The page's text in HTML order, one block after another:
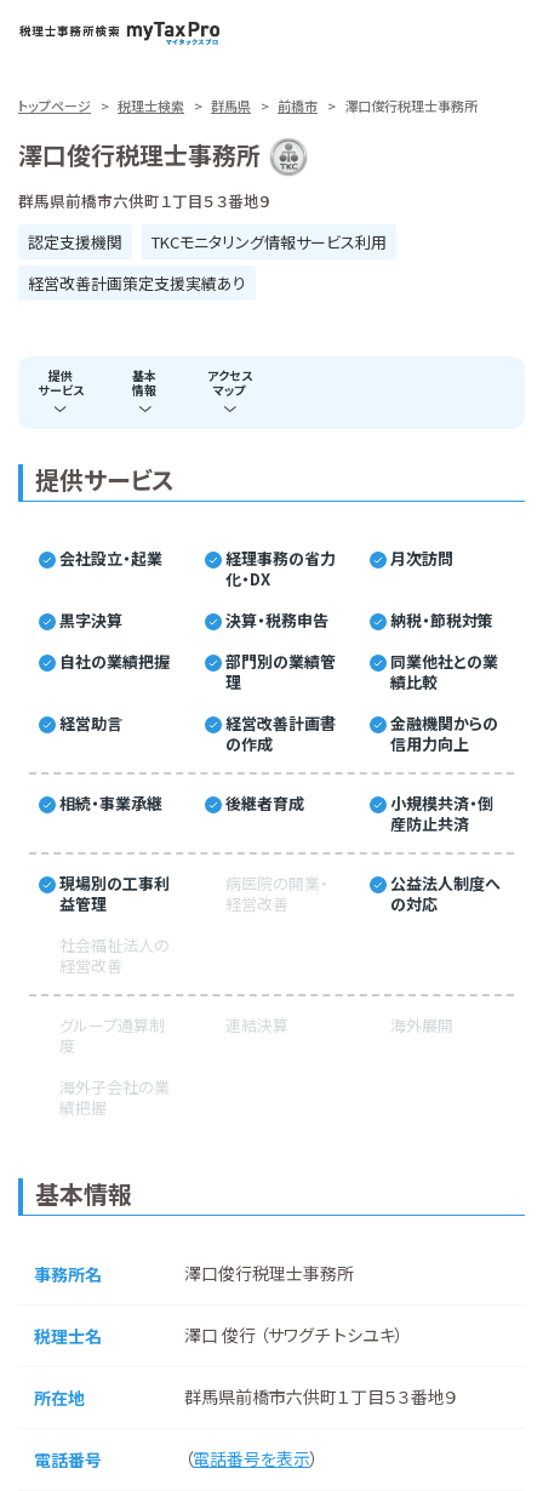
トップページ 税理士検索 群馬県 前橋市 澤口俊行税理士事務所
澤口俊行税理士事務所
群馬県前橋市六供町１丁目５３番地９
認定支援機関
TKCモニタリング情報サービス利用
経営改善計画策定支援実績あり
提供
サービス
基本
情報
アクセス
マップ
提供サービス
会社設立・起業
経理事務の省力
化・DX
月次訪問
黒字決算 決算・税務申告
納税・節税対策
自社の業績把握
部門別の業績管
理
同業他社との業
績比較
経営助言
経営改善計画書
の作成
金融機関からの
信用力向上
相続・事業承継 後継者育成
小規模共済・倒
産防止共済
現場別の工事利
益管理
病医院の開業・
経営改善
公益法人制度へ
の対応
社会福祉法人の
経営改善
グループ通算制
度
連結決算 海外展開
海外子会社の業
績把握
基本情報
事務所名 澤口俊行税理士事務所
税理士名 澤口 俊行 （サワグチ トシユキ）
所在地 群馬県前橋市六供町１丁目５３番地９
電話番号 （電話番号を表示）